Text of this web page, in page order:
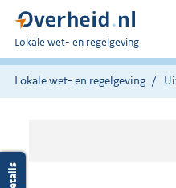
U
bent
hier:
Lokale wet- en regelgeving
Lokale wet- en regelgeving